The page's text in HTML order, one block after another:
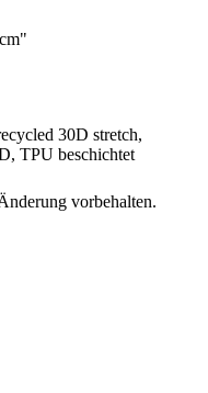
30D stretch,
TPU beschichtet
vorbehalten.